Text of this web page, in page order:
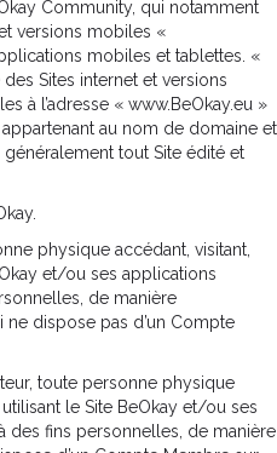
Community, qui notamment
versions mobiles «
mobiles et tablettes. «
Sites internet et versions
à l’adresse « www.BeOkay.eu »
au nom de domaine et
tout Site édité et
physique accédant, visitant,
et/ou ses applications
de manière
dispose pas d’un Compte
toute personne physique
le Site BeOkay et/ou ses
des fins personnelles, de manière